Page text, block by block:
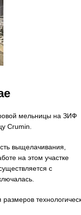
мельницы на ЗИФ
Crumin.
выщелачивания,
на этом участке
с